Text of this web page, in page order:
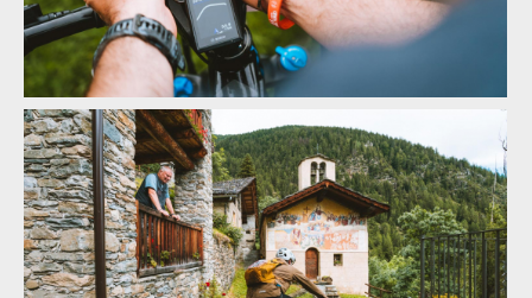
Report: ALLAROUND 2024 - třídenní etapák z Aosty do Aosty -
7600 metrů z kopce na 160 km
Report: ALLAROUND 2024 - třídenní etapák z Aosty do Aosty -
7600 metrů z kopce na 160 km
Report: ALLAROUND 2024 - třídenní etapák z Aosty do Aosty -
Report: ALLAROUND 2024 - třídenní etapák z Aosty do Aosty -
7600 metrů z kopce na 160 km
Report: ALLAROUND 2024 - třídenní etapák z Aosty do Aosty -
7600 metrů z kopce na 160 km